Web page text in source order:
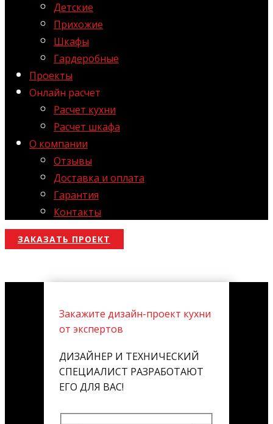
Детские
Прихожие
Шкафы
Гардеробные
Проекты
Онлайн расчет
Расчет кухни
Расчет шкафа
О компании
Отзывы
Доставка и оплата
Гарантия
Контакты
ЗАКАЗАТЬ ПРОЕКТ
Закажите дизайн-проект кухни
от экспертов
ДИЗАЙНЕР И ТЕХНИЧЕСКИЙ
СПЕЦИАЛИСТ РАЗРАБОТАЮТ
ЕГО ДЛЯ ВАС!